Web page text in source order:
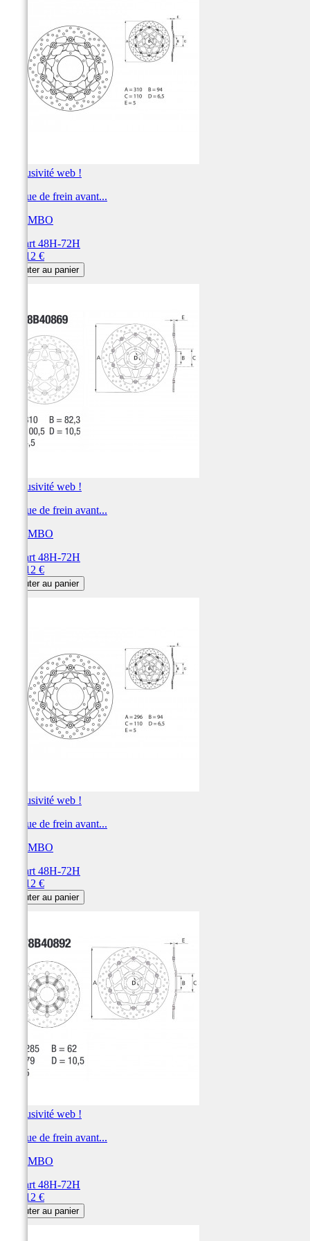
Exclusivité web !
Disque de frein avant...
BREMBO
Départ 48H-72H
360,12 €
Ajouter au panier
Exclusivité web !
Disque de frein avant...
BREMBO
Départ 48H-72H
360,12 €
Ajouter au panier
Exclusivité web !
Disque de frein avant...
BREMBO
Départ 48H-72H
360,12 €
Ajouter au panier
Exclusivité web !
Disque de frein avant...
BREMBO
Départ 48H-72H
360,12 €
Ajouter au panier